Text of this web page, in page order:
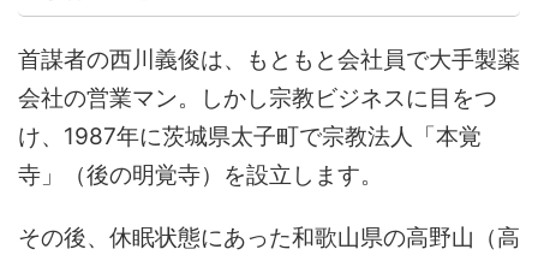
首謀者の西川義俊は、もともと会社員で大手製薬
会社の営業マン。しかし宗教ビジネスに目をつ
け、1987年に茨城県太子町で宗教法人「本覚
寺」（後の明覚寺）を設立します。
その後、休眠状態にあった和歌山県の高野山（高